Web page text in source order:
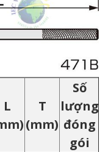
L
T
(mm)
Số
lượng
đóng
gói